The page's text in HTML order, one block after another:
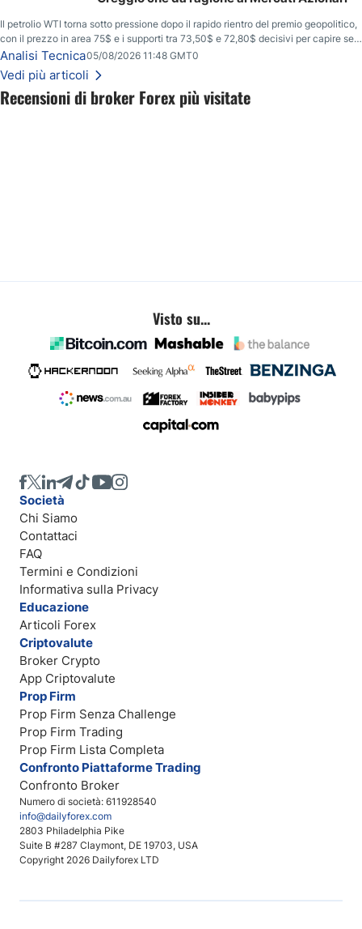
Recensioni di broker Forex più visitate
Il petrolio WTI torna sotto pressione dopo il rapido rientro del premio geopolitico,
con il prezzo in area 75$ e i supporti tra 73,50$ e 72,80$ decisivi per capire se il
ribasso potrà estendersi verso quota 70$.
Analisi Tecnica05/08/2026 11:48 GMT0
Vedi più articoli
Visto su...
Numero di società: 611928540
info@dailyforex.com
2803 Philadelphia Pike
Suite B #287 Claymont, DE 19703, USA
Copyright 2026 Dailyforex LTD
Società
Chi Siamo
Contattaci
FAQ
Termini e Condizioni
Informativa sulla Privacy
Educazione
Articoli Forex
Criptovalute
Broker Crypto
App Criptovalute
Prop Firm
Prop Firm Senza Challenge
Prop Firm Trading
Prop Firm Lista Completa
Confronto Piattaforme Trading
Confronto Broker